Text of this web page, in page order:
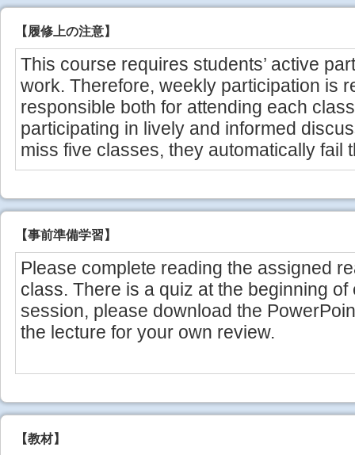
【 履修上の注意】
This course requires students’ active
work. Therefore, weekly participation is
responsible both for attending each
participating in lively and informed
miss five classes, they automatically fail
【事前準備学習】
Please complete reading the assigned
class. There is a quiz at the beginning
session, please download the
the lecture for your own review.
【教材】